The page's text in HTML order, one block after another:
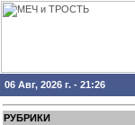
06 Авг, 2026 г. - 21:26
РУБРИКИ